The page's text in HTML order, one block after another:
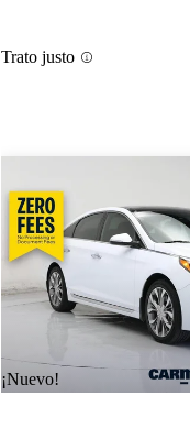
Trato justo
¡Nuevo!